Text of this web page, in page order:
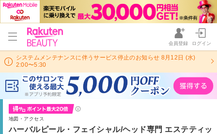
会員登録 ログイン
システムメンテナンスに伴うサービス停止のお知らせ 8月12日 (水)
2:00〜5:30
地図・アクセス
ハーバルピール・フェイシャル/ヘッド専門 エステティッ